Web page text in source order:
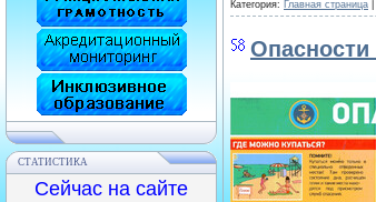
СТАТИСТИКА
Сейчас на сайте
Категория: Главная страница
Опасности